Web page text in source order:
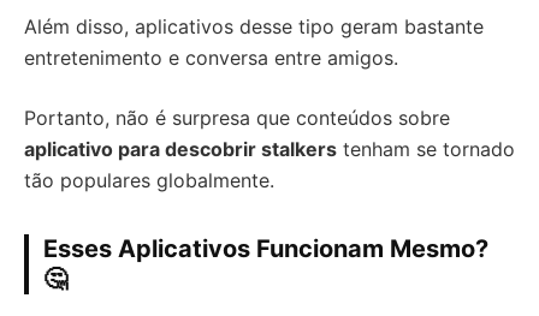
Além disso, aplicativos desse tipo geram bastante
entretenimento e conversa entre amigos.
Portanto, não é surpresa que conteúdos sobre
aplicativo para descobrir stalkers tenham se tornado
tão populares globalmente.
Esses Aplicativos Funcionam Mesmo?
🤔